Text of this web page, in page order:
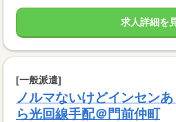
求人詳細を
[一般派遣]
ノルマないけどインセン
ら光回線手配＠門前仲町